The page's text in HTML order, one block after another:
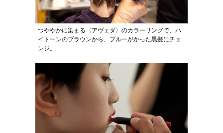
つややかに染まる〈アヴェダ〉のカラーリングで、ハ
イトーンのブラウンから、ブルーがかった黒髪にチェ
ンジ。